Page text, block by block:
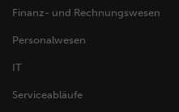
Finanz- und Rechnungswesen
Personalwesen
IT
Serviceabläufe